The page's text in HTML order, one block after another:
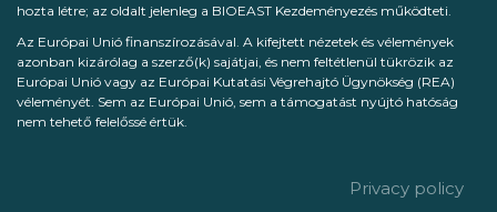
hozta létre; az oldalt jelenleg a BIOEAST Kezdeményezés működteti.
Az Európai Unió finanszírozásával. A kifejtett nézetek és vélemények
azonban kizárólag a szerző(k) sajátjai, és nem feltétlenül tükrözik az
Európai Unió vagy az Európai Kutatási Végrehajtó Ügynökség (REA)
véleményét. Sem az Európai Unió, sem a támogatást nyújtó hatóság
nem tehető felelőssé értük.
Privacy policy